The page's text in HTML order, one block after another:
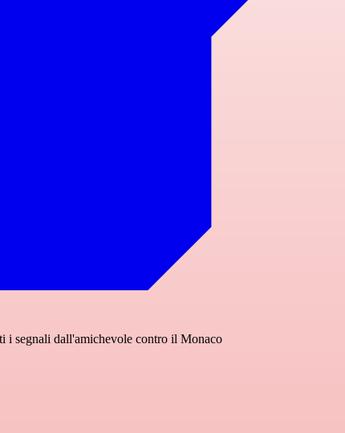
i segnali dall'amichevole contro il Monaco